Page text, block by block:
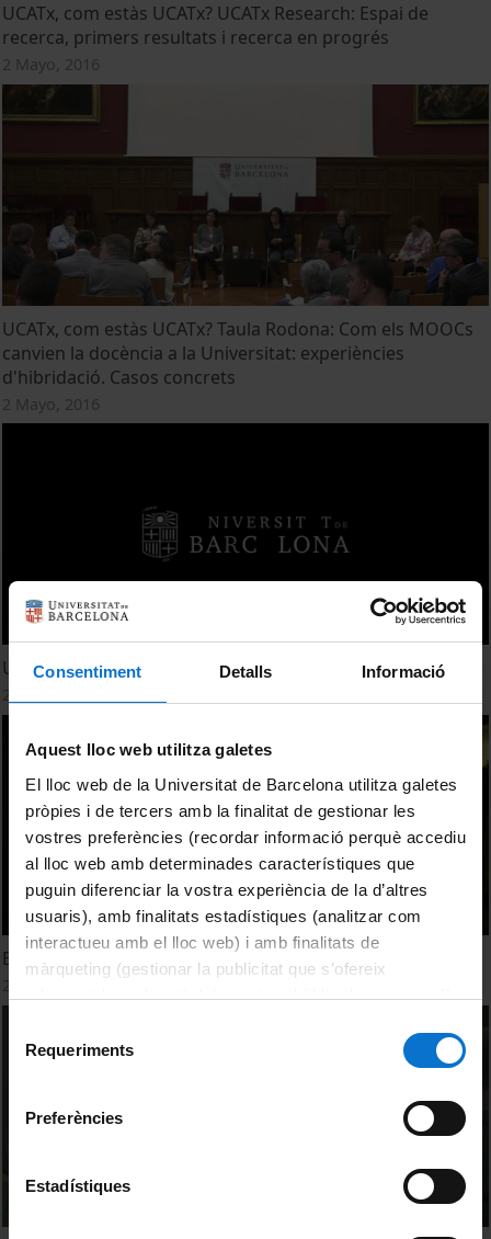
Consentiment Detalls Informació
Aquest lloc web utilitza galetes
El lloc web de la Universitat de Barcelona utilitza galetes
pròpies i de tercers amb la finalitat de gestionar les
vostres preferències (recordar informació perquè accediu
al lloc web amb determinades característiques que
puguin diferenciar la vostra experiència de la d’altres
usuaris), amb finalitats estadístiques (analitzar com
interactueu amb el lloc web) i amb finalitats de
màrqueting (gestionar la publicitat que s’ofereix
adequant-la en funció dels vostres hàbits de navegació).
consultar laPolítica de galetes del lloc web de la
Requeriments
Preferències
Estadístiques
UCATx, com estàs UCATx? UCATx Research: Espai de
recerca, primers resultats i recerca en progrés
2 Mayo, 2016
UCATx, com estàs UCATx? Taula Rodona: Com els MOOCs
canvien la docència a la Universitat: experiències
d'hibridació. Casos concrets
2 Mayo, 2016
UCATx, com estàs UCATx? Benvinguda autoritats
Emprender la emprendeduría en el sector audiovisual